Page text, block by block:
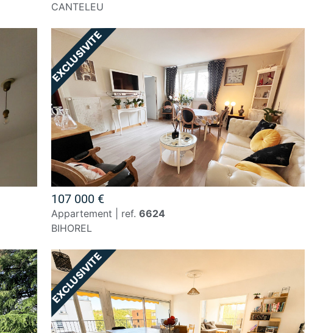
CANTELEU
107 000 €
appartement | ref. 6624
BIHOREL